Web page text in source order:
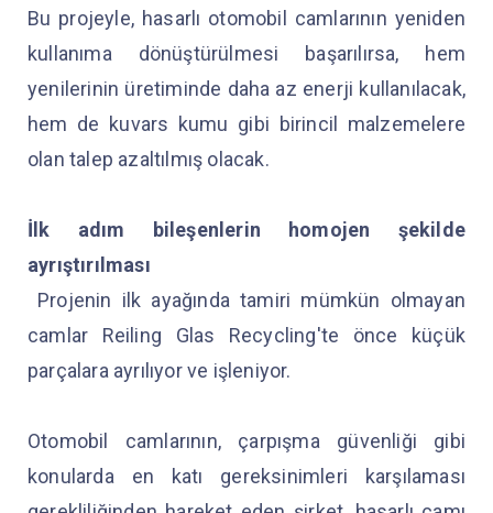
Bu projeyle, hasarlı otomobil camlarının yeniden
kullanıma dönüştürülmesi başarılırsa, hem
yenilerinin üretiminde daha az enerji kullanılacak,
hem de kuvars kumu gibi birincil malzemelere
olan talep azaltılmış olacak.
İlk adım bileşenlerin homojen şekilde
ayrıştırılması
Projenin ilk ayağında tamiri mümkün olmayan
camlar Reiling Glas Recycling'te önce küçük
parçalara ayrılıyor ve işleniyor.
Otomobil camlarının, çarpışma güvenliği gibi
konularda en katı gereksinimleri karşılaması